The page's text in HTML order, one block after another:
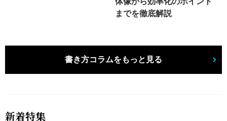
までを徹底解説
書き方コラムをもっと見る
新着特集